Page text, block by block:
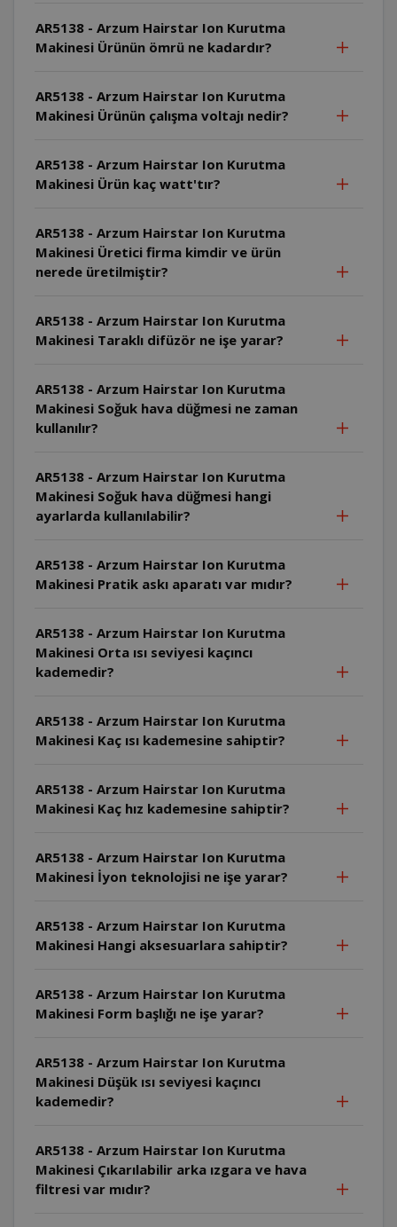
AR5138 - Arzum Hairstar Ion Kurutma
Makinesi Ürünün ömrü ne kadardır?
AR5138 - Arzum Hairstar Ion Kurutma
Makinesi Ürünün çalışma voltajı nedir?
AR5138 - Arzum Hairstar Ion Kurutma
Makinesi Ürün kaç watt'tır?
AR5138 - Arzum Hairstar Ion Kurutma
Makinesi Üretici firma kimdir ve ürün
nerede üretilmiştir?
AR5138 - Arzum Hairstar Ion Kurutma
Makinesi Taraklı difüzör ne işe yarar?
AR5138 - Arzum Hairstar Ion Kurutma
Makinesi Soğuk hava düğmesi ne zaman
kullanılır?
AR5138 - Arzum Hairstar Ion Kurutma
Makinesi Soğuk hava düğmesi hangi
ayarlarda kullanılabilir?
AR5138 - Arzum Hairstar Ion Kurutma
Makinesi Pratik askı aparatı var mıdır?
AR5138 - Arzum Hairstar Ion Kurutma
Makinesi Orta ısı seviyesi kaçıncı
kademedir?
AR5138 - Arzum Hairstar Ion Kurutma
Makinesi Kaç ısı kademesine sahiptir?
AR5138 - Arzum Hairstar Ion Kurutma
Makinesi Kaç hız kademesine sahiptir?
AR5138 - Arzum Hairstar Ion Kurutma
Makinesi İyon teknolojisi ne işe yarar?
AR5138 - Arzum Hairstar Ion Kurutma
Makinesi Hangi aksesuarlara sahiptir?
AR5138 - Arzum Hairstar Ion Kurutma
Makinesi Form başlığı ne işe yarar?
AR5138 - Arzum Hairstar Ion Kurutma
Makinesi Düşük ısı seviyesi kaçıncı
kademedir?
AR5138 - Arzum Hairstar Ion Kurutma
Makinesi Çıkarılabilir arka ızgara ve hava
filtresi var mıdır?